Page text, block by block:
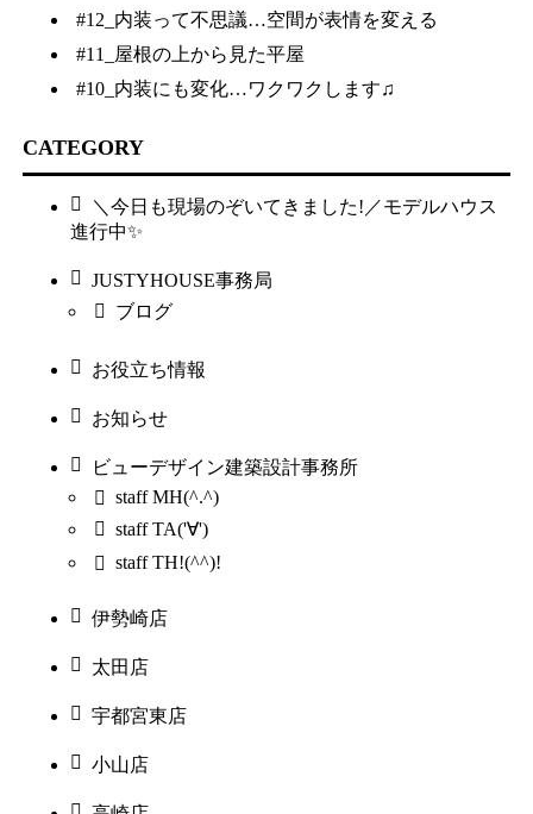
#12_内装って不思議…空間が表情を変える
#11_屋根の上から見た平屋
#10_内装にも変化…ワクワクします♫
CATEGORY
＼今日も現場のぞいてきました!／モデルハウス
進行中✨
JUSTYHOUSE事務局
ブログ
お役立ち情報
お知らせ
ビューデザイン建築設計事務所
staff MH(^.^)
staff TA('∀')
staff TH!(^^)!
伊勢崎店
太田店
宇都宮東店
小山店